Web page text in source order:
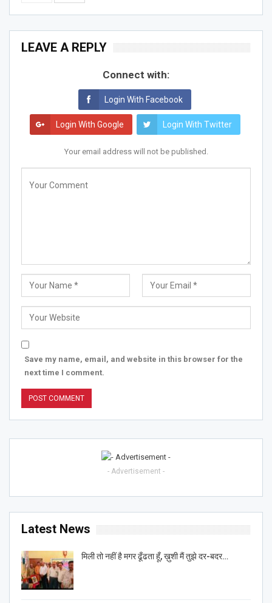
LEAVE A REPLY
Connect with:
Login With Facebook
Login With Google Login With Twitter
Your email address will not be published.
Save my name, email, and website in this browser for the
next time I comment.
- Advertisement -
Latest News
मिली तो नहीं है मगर ढूँढता हूँ, ख़ुशी मैं तुझे दर-बदर…